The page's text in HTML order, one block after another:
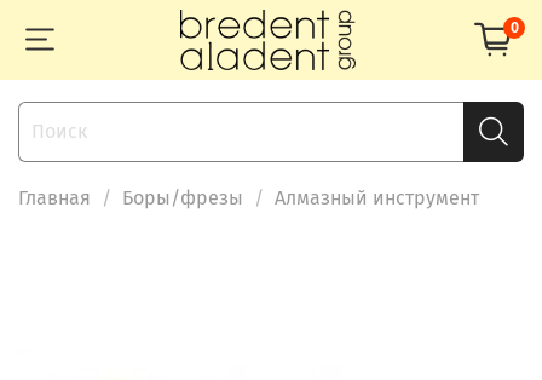
0
Главная Боры/фрезы Алмазный инструмент